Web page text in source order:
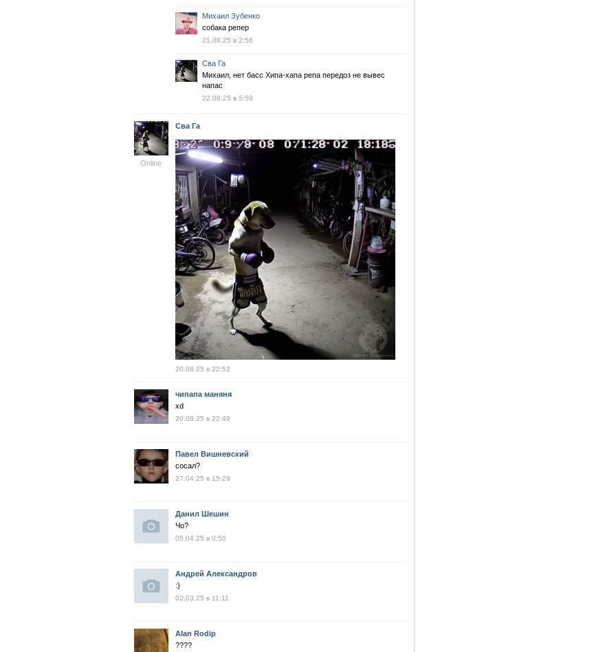
Михаил Зубенко
собака репер
21.08.25 в 2:56
Сва Га
Михаил, нет басс Хипа-хапа репа передоз не вывес
напас
22.08.25 в 5:59
Online
Сва Га
20.08.25 в 22:52
чипапа маняня
xd
20.08.25 в 22:49
Павел Вишневский
сосал?
27.04.25 в 15:29
Данил Шешин
Чо?
05.04.25 в 0:50
Андрей Александров
:)
02.03.25 в 11:11
Alan Rodip
????